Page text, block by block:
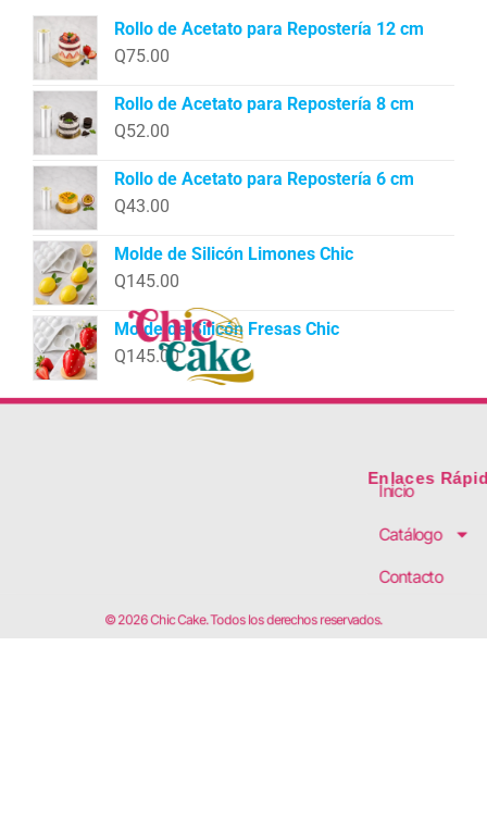
Rollo de Acetato para Repostería 12 cm
Q75.00
Rollo de Acetato para Repostería 8 cm
Q52.00
Rollo de Acetato para Repostería 6 cm
Q43.00
Molde de Silicón Limones Chic
Q145.00
Molde de Silicón Fresas Chic
Q145.00
Enlaces
Inicio
Catálogo
Contacto
© 2026 Chic Cake. Todos los derechos reservados.